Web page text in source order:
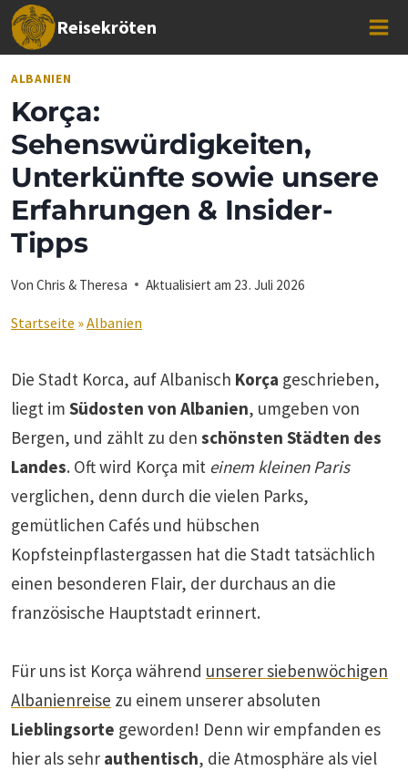
Zum
Inhalt
springen
Reisekröten
ALBANIEN
Korça:
Sehenswürdigkeiten,
Unterkünfte sowie unsere
Erfahrungen & Insider-
Tipps
Von Chris & Theresa Aktualisiert am 23. Juli 2026
Startseite »Albanien
Die Stadt Korca, auf Albanisch Korça geschrieben,
liegt im Südosten von Albanien, umgeben von
Bergen, und zählt zu den schönsten Städten des
Landes. Oft wird Korça mit einem kleinen Paris
verglichen, denn durch die vielen Parks,
gemütlichen Cafés und hübschen
Kopfsteinpflastergassen hat die Stadt tatsächlich
einen besonderen Flair, der durchaus an die
französische Hauptstadt erinnert.
Für uns ist Korça während unserer siebenwöchigen
Albanienreise zu einem unserer absoluten
Lieblingsorte geworden! Denn wir empfanden es
hier als sehr authentisch, die Atmosphäre als viel